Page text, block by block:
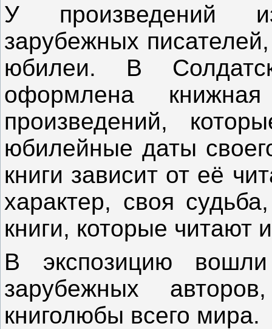
У произведений
зарубежных
юбилеи. В
оформлена
произведений,
юбилейные даты
книги зависит от её
характер, своя
книги, которые
В экспозицию
зарубежных
книголюбы всего мира.